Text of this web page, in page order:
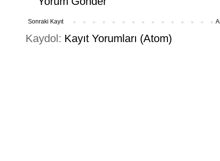
Sonraki Kayıt
Kaydol: Kayıt Yorumları (Atom)